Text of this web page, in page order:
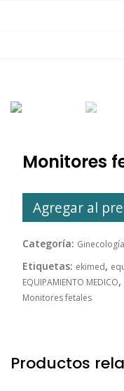
Monitores
Agregar al
Categoría: Ginecología
Etiquetas: ekimed,
EQUIPAMIENTO MEDICO,
Monitores fetales
Productos